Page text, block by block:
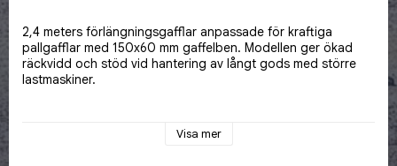
2,4 meters förlängningsgafflar anpassade för kraftiga
pallgafflar med 150x60 mm gaffelben. Modellen ger ökad
räckvidd och stöd vid hantering av långt gods med större
lastmaskiner.
Förlängarna monteras på befintliga gaffelben och är
Visa mer